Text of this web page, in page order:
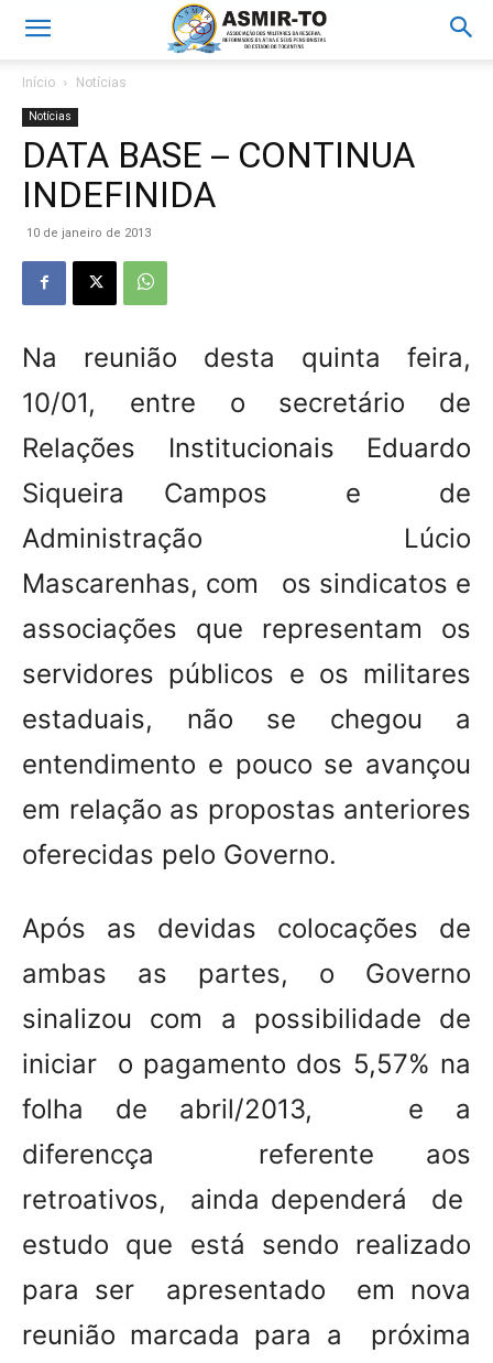
Início Notícias
Notícias
DATA BASE – CONTINUA
INDEFINIDA
10 de janeiro de 2013
Na reunião desta quinta feira,
10/01, entre o secretário de
Relações Institucionais Eduardo
Siqueira Campos e de
Administração Lúcio
Mascarenhas, com os sindicatos e
associações que representam os
servidores públicos e os militares
estaduais, não se chegou a
entendimento e pouco se avançou
em relação as propostas anteriores
oferecidas pelo Governo.
Após as devidas colocações de
ambas as partes, o Governo
sinalizou com a possibilidade de
iniciar o pagamento dos 5,57% na
folha de abril/2013, e a
diferencça referente aos
retroativos, ainda dependerá de
estudo que está sendo realizado
para ser apresentado em nova
reunião marcada para a próxima